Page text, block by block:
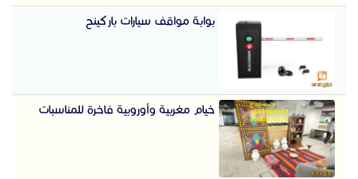
بوابة مواقف سيارات باركينح
خيام مغربية وأوروبية فاخرة للمناسبات